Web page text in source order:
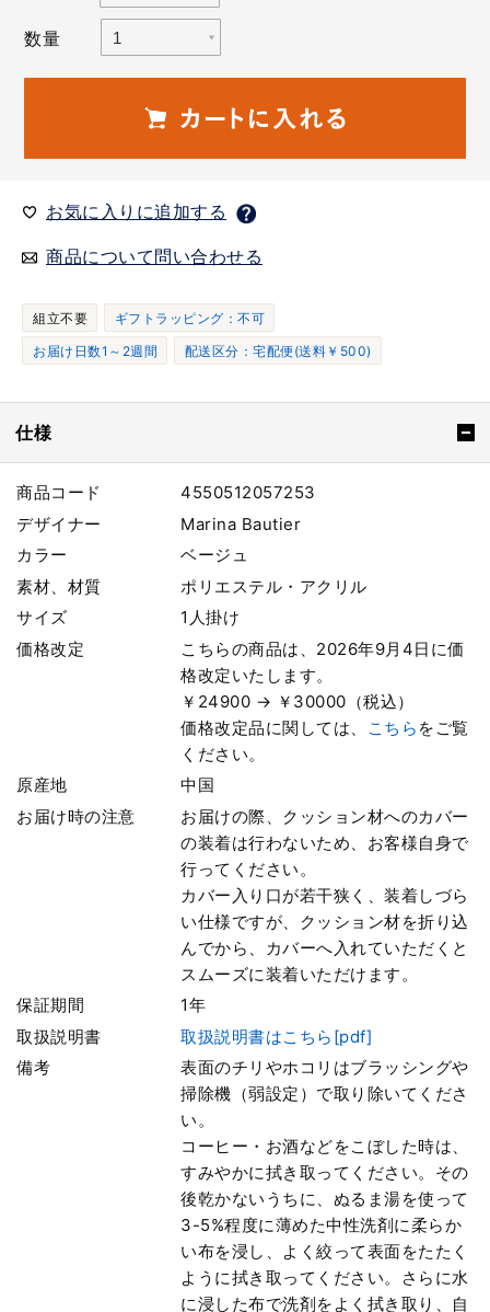
数量
お気に入りに追加する
商品について問い合わせる
組立不要
ギフトラッピング：不可
お届け日数1～2週間
配送区分：宅配便(送料￥500)
仕様
商品コード
4550512057253
デザイナー
Marina Bautier
カラー
ベージュ
素材、材質
ポリエステル・アクリル
サイズ
1人掛け
価格改定
こちらの商品は、2026年9月4日に価
格改定いたします。
￥24900 → ￥30000（税込）
価格改定品に関しては、
こちら をご覧
ください。
原産地
中国
お届け時の注意
お届けの際、クッション材へのカバー
の装着は行わないため、お客様自身で
行ってください。
カバー入り口が若干狭く、装着しづら
い仕様ですが、クッション材を折り込
んでから、カバーへ入れていただくと
スムーズに装着いただけます。
保証期間
1年
取扱説明書
取扱説明書はこちら[pdf]
備考
表面のチリやホコリはブラッシングや
掃除機（弱設定）で取り除いてくださ
い。
コーヒー・お酒などをこぼした時は、
すみやかに拭き取ってください。その
後乾かないうちに、ぬるま湯を使って
3-5%程度に薄めた中性洗剤に柔らか
い布を浸し、よく絞って表面をたたく
ように拭き取ってください。さらに水
に浸した布で洗剤をよく拭き取り、自